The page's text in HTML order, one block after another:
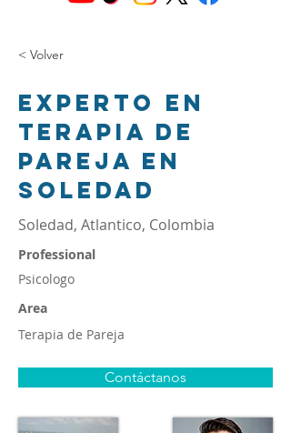
< Volver
Experto en
terapia de
pareja en
Soledad
Soledad, Atlantico, Colombia
Professional
Psicologo
Area
Terapia de Pareja
Contáctanos